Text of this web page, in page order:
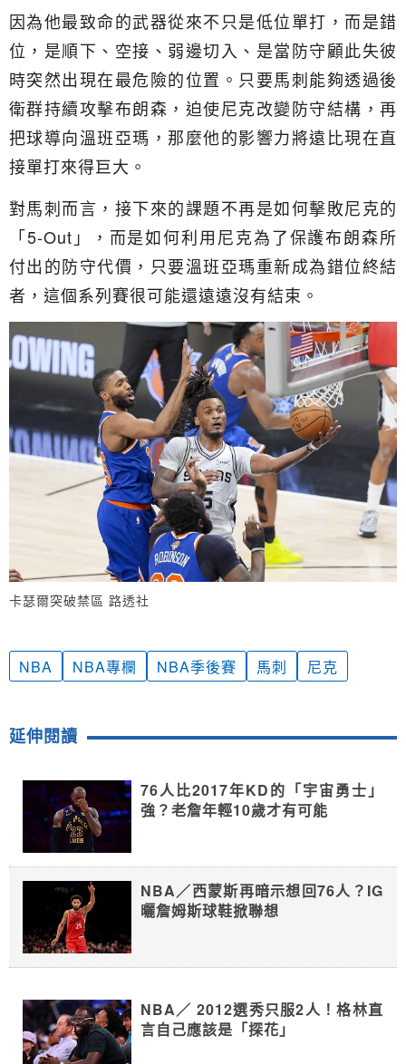
因為他最致命的武器從來不只是低位單打，而是錯
位，是順下、空接、弱邊切入、是當防守顧此失彼
時突然出現在最危險的位置。只要馬刺能夠透過後
衛群持續攻擊布朗森，迫使尼克改變防守結構，再
把球導向溫班亞瑪，那麼他的影響力將遠比現在直
接單打來得巨大。
對馬刺而言，接下來的課題不再是如何擊敗尼克的
「5-Out」，而是如何利用尼克為了保護布朗森所
付出的防守代價，只要溫班亞瑪重新成為錯位終結
者，這個系列賽很可能還遠遠沒有結束。
卡瑟爾突破禁區 路透社
NBA NBA專欄 NBA季後賽 馬刺 尼克
延伸閱讀
76人比2017年KD的「宇宙勇士」
強？老詹年輕10歲才有可能
NBA／西蒙斯再暗示想回76人？IG
曬詹姆斯球鞋掀聯想
NBA／ 2012選秀只服2人！格林直
言自己應該是「探花」